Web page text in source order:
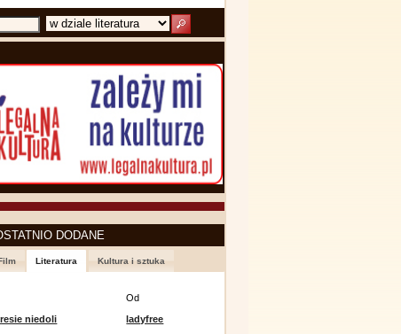
DODANE
Literatura Kultura i sztuka
Od
niedoli
ladyfree